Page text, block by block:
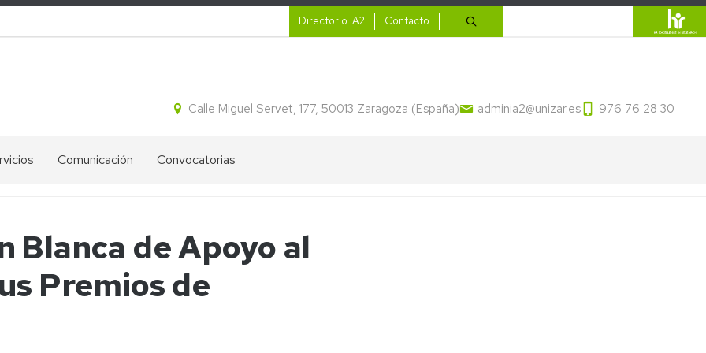
Secundario
Directorio IA2 Contacto
Calle Miguel Servet, 177, 50013 Zaragoza (España) adminia2@unizar.es 976 76 28 30
Comunicación
Blog
de
divulgación
del
Convocatorias
Ofertas
de
empleo
IA2
Blanca de Apoyo al
Premios de